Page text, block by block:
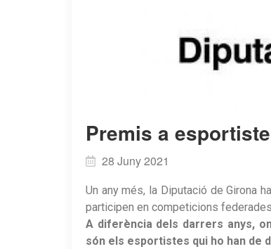
Premis a
28 Juny 2021
Un any més, la Diputació de Girona
participen en competicions
A diferència dels darrers anys,
són els esportistes qui ho han de